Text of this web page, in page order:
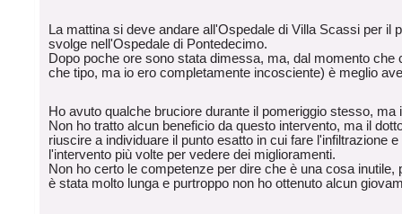
La mattina si deve andare all'Ospedale di Villa Scassi per il
svolge nell'Ospedale di Pontedecimo.
Dopo poche ore sono stata dimessa, ma, dal momento
che tipo, ma io ero completamente incosciente) è meglio
Ho avuto qualche bruciore durante il pomeriggio stesso, ma
Non ho tratto alcun beneficio da questo intervento, ma il
riuscire a individuare il punto esatto in cui fare l'infiltrazione
l'intervento più volte per vedere dei miglioramenti.
Non ho certo le competenze per dire che è una cosa
è stata molto lunga e purtroppo non ho ottenuto alcun